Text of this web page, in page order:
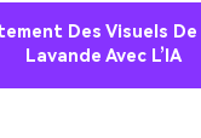
Des Visuels
Lavande Avec L’IA